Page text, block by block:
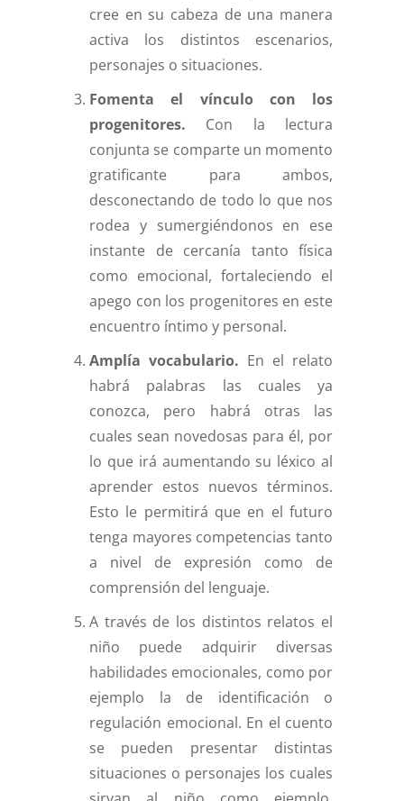
cree en su cabeza de una manera
activa los distintos escenarios,
personajes o situaciones.
Fomenta el vínculo con los
progenitores. Con la lectura
conjunta se comparte un momento
gratificante para ambos,
desconectando de todo lo que nos
rodea y sumergiéndonos en ese
instante de cercanía tanto física
como emocional, fortaleciendo el
apego con los progenitores en este
encuentro íntimo y personal.
Amplía vocabulario. En el relato
habrá palabras las cuales ya
conozca, pero habrá otras las
cuales sean novedosas para él, por
lo que irá aumentando su léxico al
aprender estos nuevos términos.
Esto le permitirá que en el futuro
tenga mayores competencias tanto
a nivel de expresión como de
comprensión del lenguaje.
A través de los distintos relatos el
niño puede adquirir diversas
habilidades emocionales, como por
ejemplo la de identificación o
regulación emocional. En el cuento
se pueden presentar distintas
situaciones o personajes los cuales